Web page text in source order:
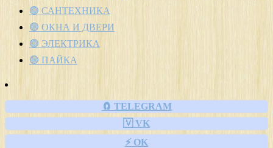
🟢 САНТЕХНИКА
🟢 ОКНА И ДВЕРИ
🟢 ЭЛЕКТРИКА
🟢 ПАЙКА
🧲 TELEGRAM
🇻 VK
⚡ OK